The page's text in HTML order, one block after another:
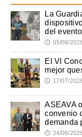
La
del
🕔 05/08/
El VI
mejor
🕔 17/07/
ASEAVA
convenio
demanda
🕔 24/06/